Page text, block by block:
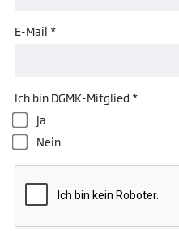
E-Mail *
Ich bin DGMK-Mitglied *
Ja
Nein